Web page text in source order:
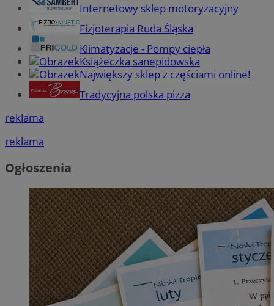
Internetowy sklep motoryzacyjny
Fizjoterapia Ruda Śląska
Klimatyzacje - Pompy ciepła
Książeczka sanepidowska
Największy sklep z częściami online!
Tradycyjna polska pizza
reklama
reklama
Ogłoszenia